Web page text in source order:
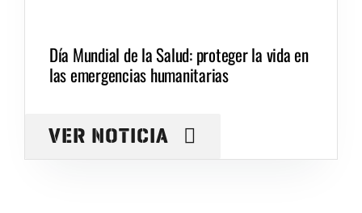
Día Mundial de la Salud: proteger la vida en
las emergencias humanitarias
VER NOTICIA